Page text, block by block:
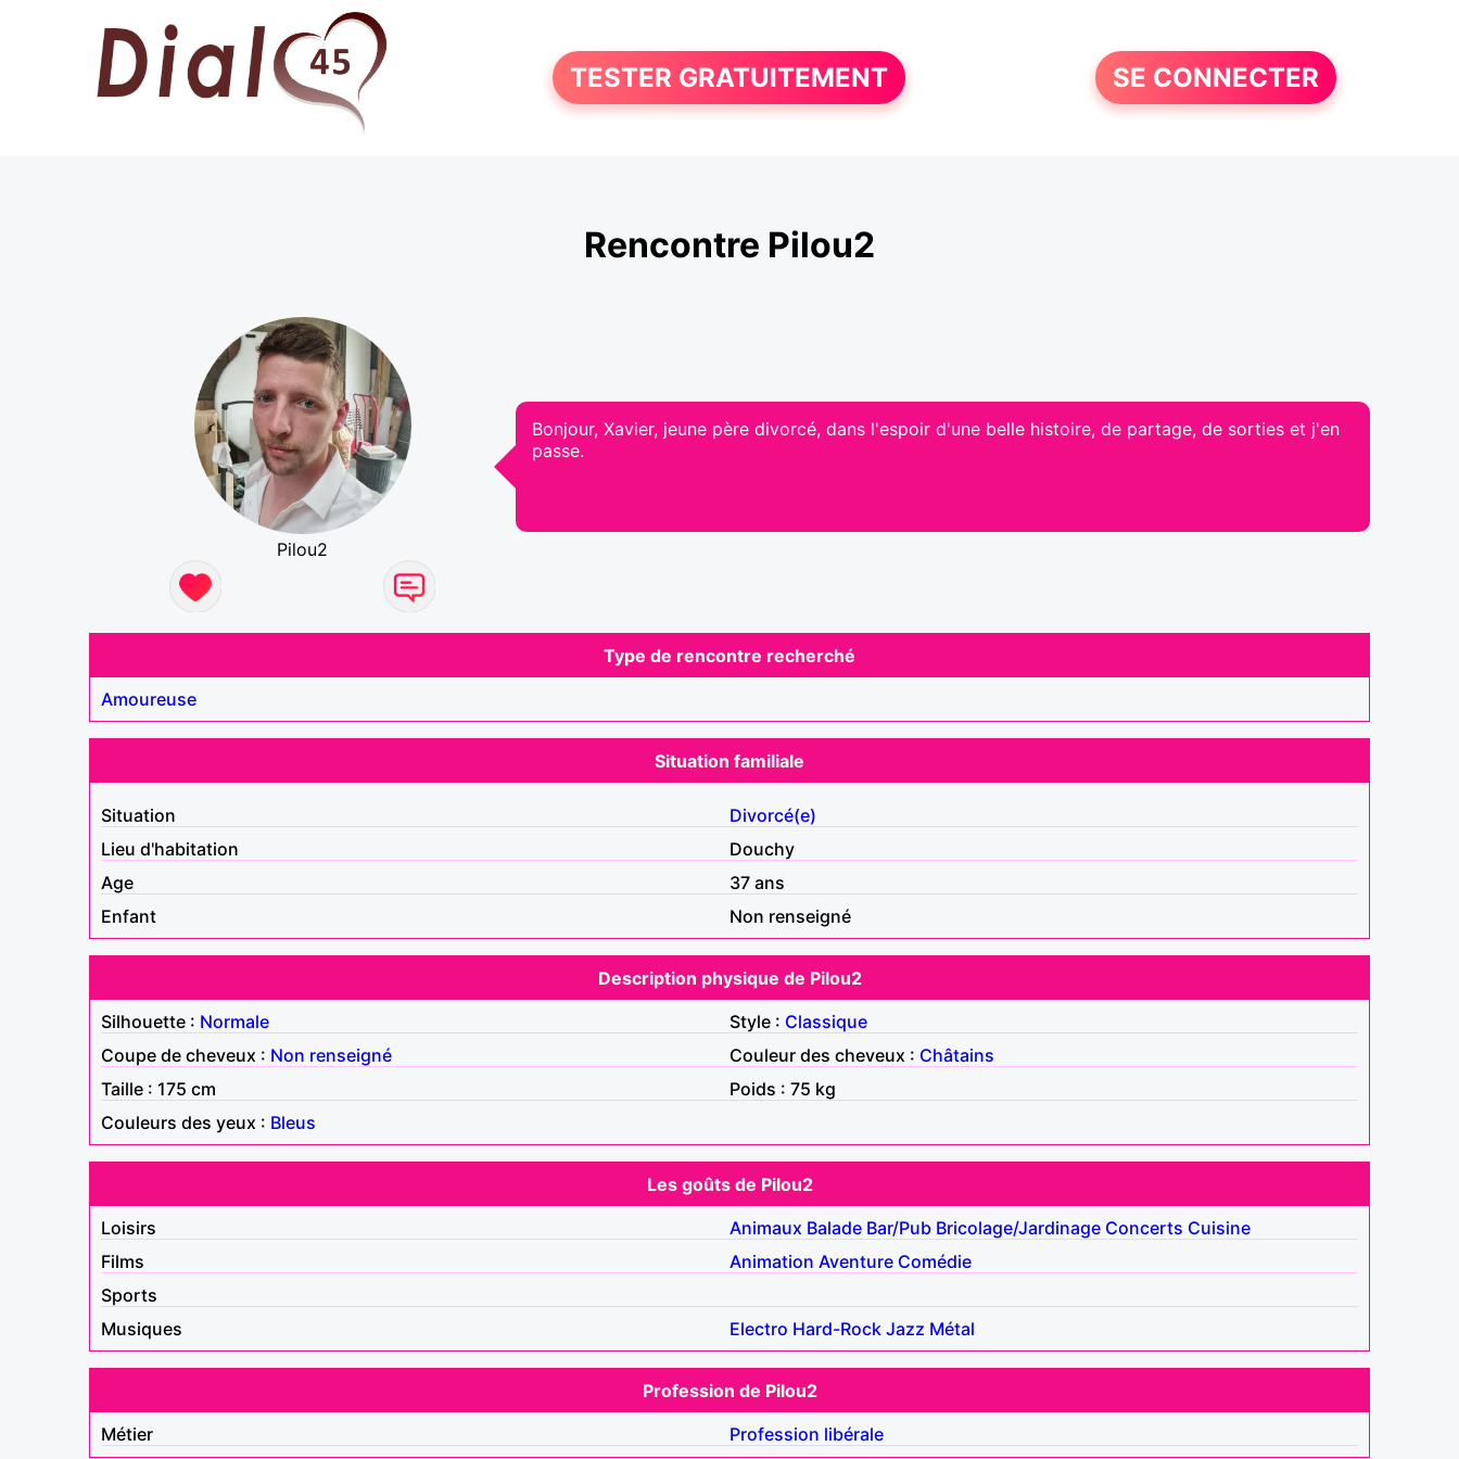
TESTER GRATUITEMENT SE CONNECTER
Rencontre Pilou2
Pilou2
Bonjour, Xavier, jeune père divorcé, dans l'espoir d'une belle histoire, de partage, de sorties et j'en
passe.
Type de rencontre recherché
Amoureuse
Situation familiale
Situation
Divorcé(e)
Lieu d'habitation
Douchy
Age
37 ans
Enfant
Non renseigné
Description physique de Pilou2
Silhouette : Normale Style : Classique
Coupe de cheveux : Non renseigné Couleur des cheveux : Châtains
Taille : 175 cm
Poids : 75 kg
Couleurs des yeux : Bleus
Les goûts de Pilou2
Loisirs
Animaux Balade Bar/Pub Bricolage/Jardinage Concerts Cuisine
Films
Animation Aventure Comédie
Sports
Musiques
Electro Hard-Rock Jazz Métal
Profession de Pilou2
Métier
Profession libérale